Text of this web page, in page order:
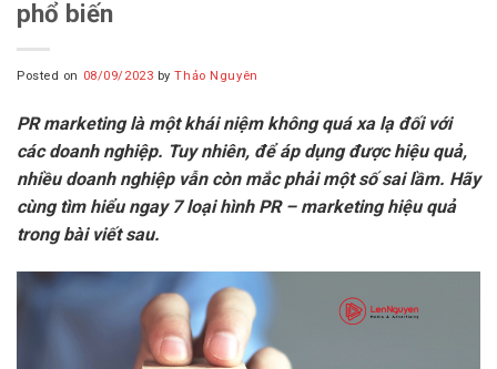
phổ biến
Posted on 08/09/2023 byThảo Nguyên
PR marketing là một khái niệm không quá xa lạ đối với
các doanh nghiệp. Tuy nhiên, để áp dụng được hiệu quả,
nhiều doanh nghiệp vẫn còn mắc phải một số sai lầm. Hãy
cùng tìm hiểu ngay 7 loại hình PR – marketing hiệu quả
trong bài viết sau.